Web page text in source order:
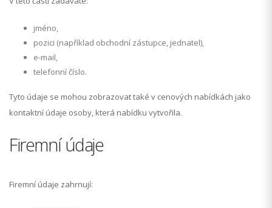
jméno,
pozici (například obchodní zástupce, jednatel),
e-mail,
telefonní číslo.
Tyto údaje se mohou zobrazovat také v cenových nabídkách jako
kontaktní údaje osoby, která nabídku vytvořila.
Firemní údaje
Firemní údaje zahrnují: